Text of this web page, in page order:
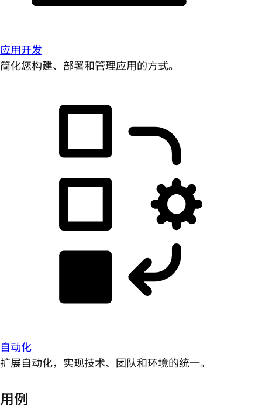
应用开发
简化您构建、部署和管理应用的方式。
自动化
扩展自动化，实现技术、团队和环境的统一。
用例